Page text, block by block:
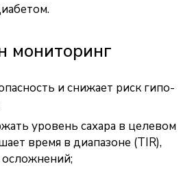
мониторинг
и снижает риск гипо-
уровень сахара в целевом
время в диапазоне (TIR),
осложнений;